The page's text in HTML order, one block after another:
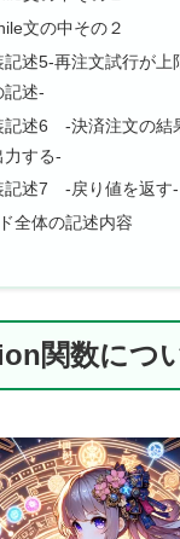
文の中その２
記述5-再注文試行が上
記述-
記述6 -決済注文の結
力する-
記述7 -戻り値を返す-
全体の記述内容
関数につ